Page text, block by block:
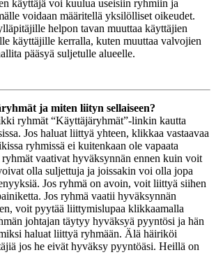
käyttäjä voi kuulua useisiin ryhmiin ja
voidaan määritellä yksilölliset oikeudet.
helpon tavan muuttaa käyttäjien
käyttäjille kerralla, kuten muuttaa valvojien
pääsyä suljetulle alueelle.
ja miten liityn sellaiseen?
ryhmät “Käyttäjäryhmät”-linkin kautta
Jos haluat liittyä yhteen, klikkaa vastaavaa
ryhmissä ei kuitenkaan ole vapaata
ryhmät vaativat hyväksynnän ennen kuin voit
olla suljettuja ja joissakin voi olla jopa
Jos ryhmä on avoin, voit liittyä siihen
Jos ryhmä vaatii hyväksynnän
voit pyytää liittymislupaa klikkaamalla
johtajan täytyy hyväksyä pyyntösi ja hän
haluat liittyä ryhmään. Älä häiriköi
jos he eivät hyväksy pyyntöäsi. Heillä on